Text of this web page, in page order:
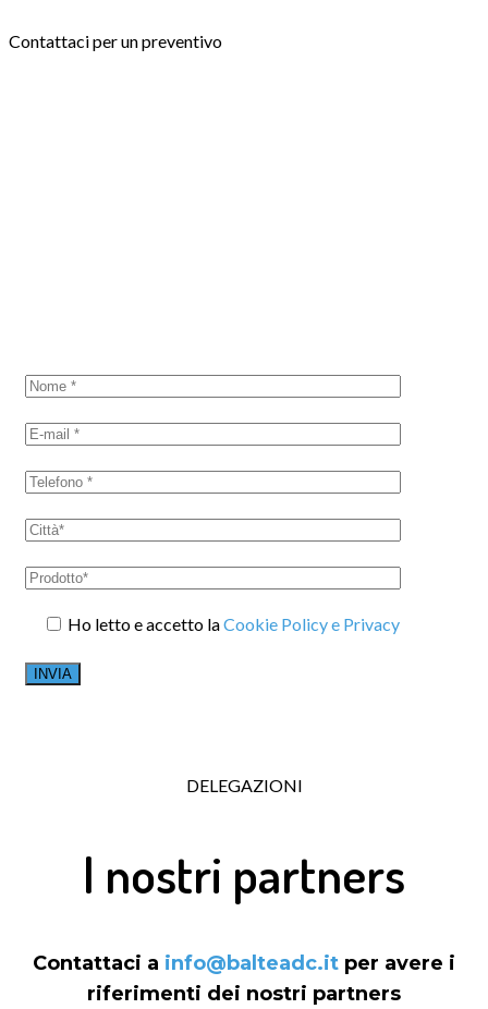
Contattaci per un preventivo
Ho letto e accetto laCookie Policy e Privacy
DELEGAZIONI
I nostri partners
Contattaci a info@balteadc.it per avere i
riferimenti dei nostri partners